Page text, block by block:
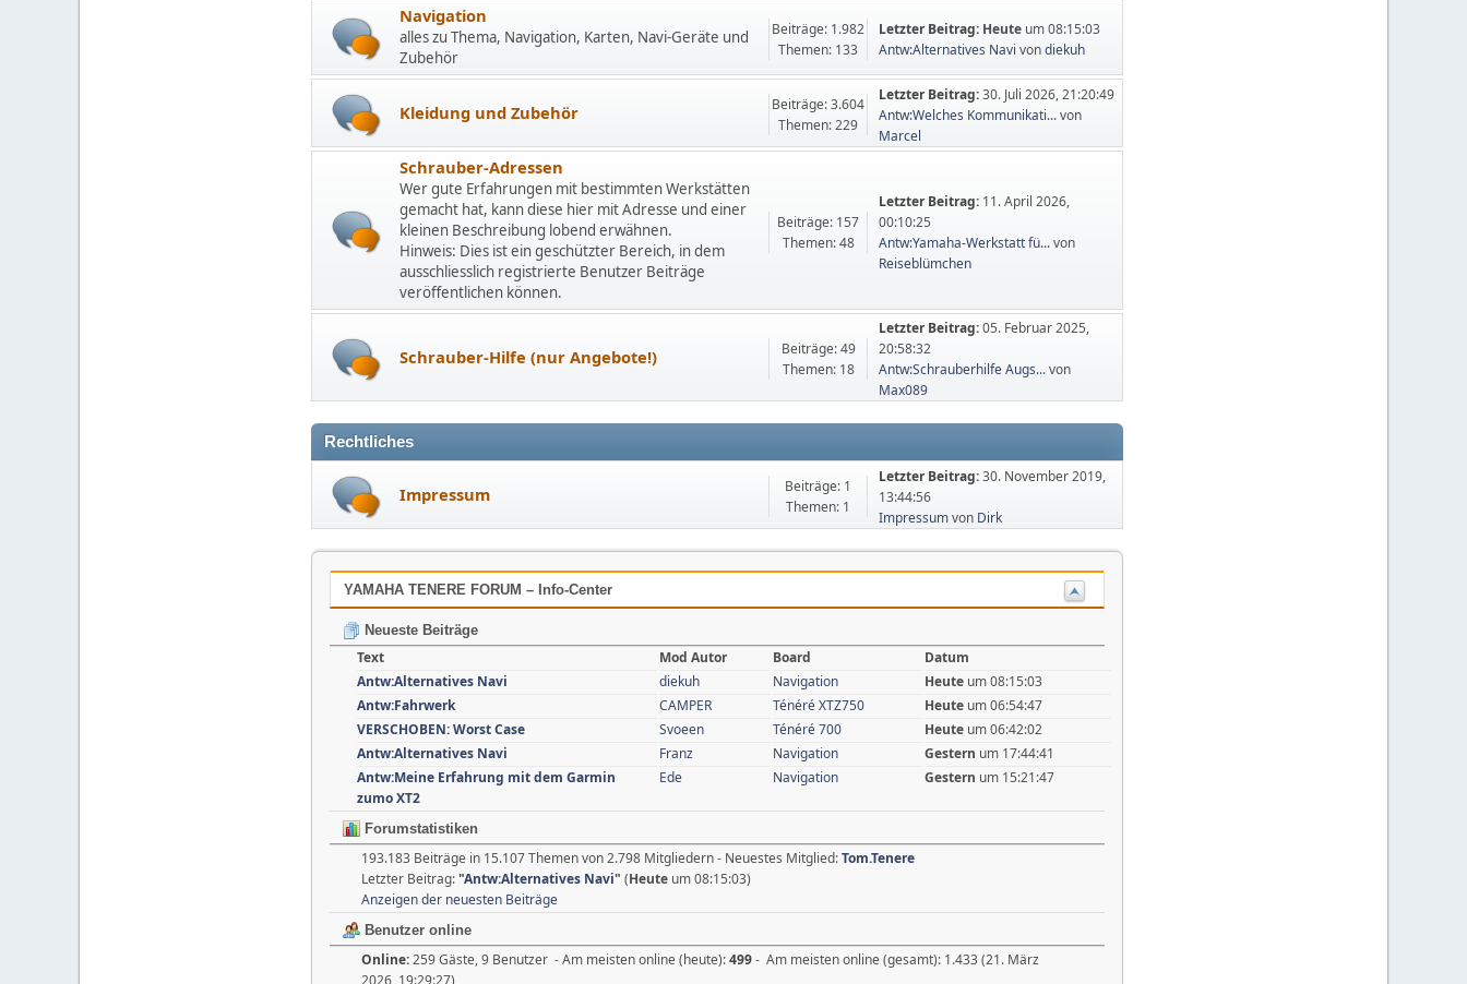
Navigation
alles zu Thema, Navigation, Karten, Navi-Geräte und
Zubehör
Beiträge: 1.982
Themen: 133
Letzter Beitrag: Heute um 08:15:03
Antw:Alternatives Navi vondiekuh
Kleidung und Zubehör
Beiträge: 3.604
Themen: 229
Letzter Beitrag:30. Juli 2026, 21:20:49
Antw:Welches Kommunikati...von
Marcel
Schrauber-Adressen
Wer gute Erfahrungen mit bestimmten Werkstätten
gemacht hat, kann diese hier mit Adresse und einer
kleinen Beschreibung lobend erwähnen.
Hinweis: Dies ist ein geschützter Bereich, in dem
ausschliesslich registrierte Benutzer Beiträge
veröffentlichen können.
Beiträge: 157
Themen: 48
Letzter Beitrag: 11. April 2026,
00:10:25
Antw:Yamaha-Werkstatt fü...von
Reiseblümchen
Schrauber-Hilfe (nur Angebote!)
Beiträge: 49
Themen: 18
Letzter Beitrag:05. Februar 2025,
20:58:32
Antw:Schrauberhilfe Augs...von
Max089
Rechtliches
Impressum
Beiträge: 1
Themen: 1
Letzter Beitrag:30. November 2019,
13:44:56
Impressumvon Dirk
YAMAHA TENERE FORUM – Info-Center
Neueste Beiträge
Text Mod Autor Board
Datum
Antw:Alternatives Navi
diekuh Navigation Heute um 08:15:03
Antw:Fahrwerk
CAMPER Ténéré XTZ750 Heute um 06:54:47
VERSCHOBEN: Worst Case
Svoeen Ténéré 700 Heute um 06:42:02
Antw:Alternatives Navi
Franz Navigation Gestern um 17:44:41
Antw:Meine Erfahrung mit dem Garmin
zumo XT2
Ede Navigation Gestern um 15:21:47
Forumstatistiken
193.183 Beiträge in 15.107 Themen von 2.798 Mitgliedern - Neuestes Mitglied:Tom.Tenere
Letzter Beitrag:"Antw:Alternatives Navi" (Heute um 08:15:03)
Anzeigen der neuesten Beiträge
Benutzer online
Online:259 Gäste, 9 Benutzer - Am meisten online (heute):499- Am meisten online (gesamt): 1.433 (21. März
2026, 19:29:27)